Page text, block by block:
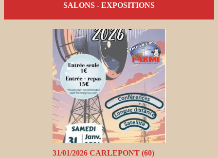
SALONS - EXPOSITIONS
31/01/2026 CARLEPONT (60)